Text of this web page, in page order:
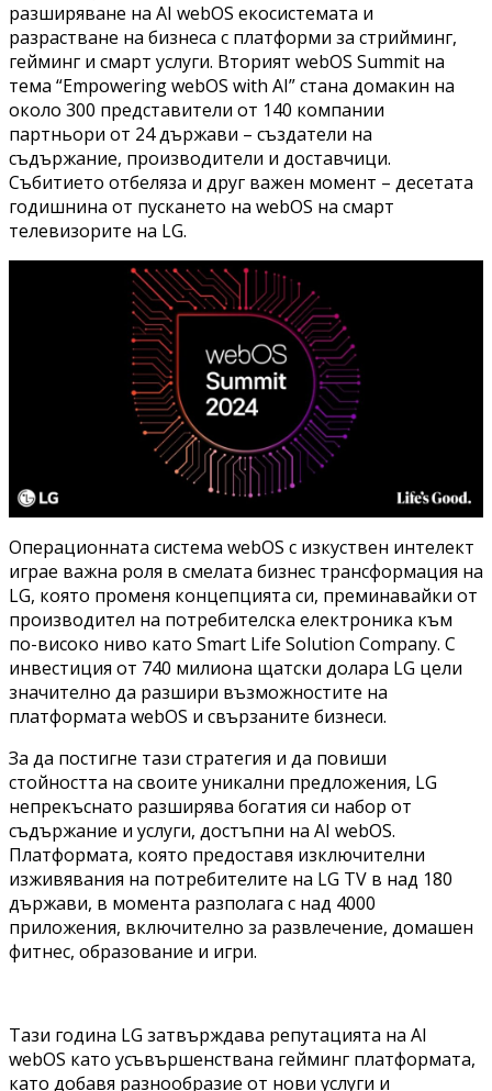
разширяване на AI webOS екосистемата и
разрастване на бизнеса с платформи за стрийминг,
гейминг и смарт услуги. Вторият webOS Summit на
тема “Empowering webOS with AI” стана домакин на
около 300 представители от 140 компании
партньори от 24 държави – създатели на
съдържание, производители и доставчици.
Събитието отбеляза и друг важен момент – десетата
годишнина от пускането на webOS на смарт
телевизорите на LG.
Операционната система webOS с изкуствен интелект
играе важна роля в смелата бизнес трансформация на
LG, която променя концепцията си, преминавайки от
производител на потребителска електроника към
по-високо ниво като Smart Life Solution Company. С
инвестиция от 740 милиона щатски долара LG цели
значително да разшири възможностите на
платформата webOS и свързаните бизнеси.
За да постигне тази стратегия и да повиши
стойността на своите уникални предложения, LG
непрекъснато разширява богатия си набор от
съдържание и услуги, достъпни на AI webOS.
Платформата, която предоставя изключителни
изживявания на потребителите на LG TV в над 180
държави, в момента разполага с над 4000
приложения, включително за развлечение, домашен
фитнес, образование и игри.
Тази година LG затвърждава репутацията на AI
webOS като усъвършенствана гейминг платформата,
като добавя разнообразие от нови услуги и